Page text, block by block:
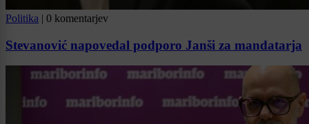
Politika | 0 komentarjev
Stevanović napovedal podporo Janši za mandatarja